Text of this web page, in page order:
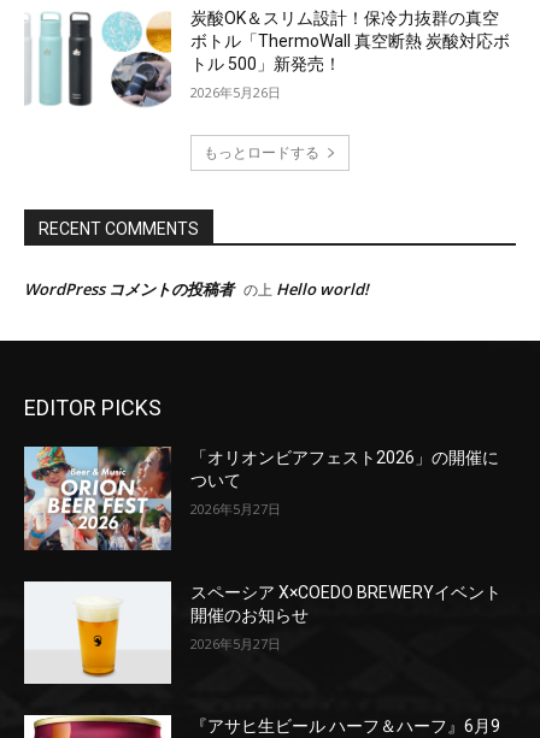
EDITOR PICKS
「オリオンビアフェスト2026」の開催に
ついて
2026年5月27日
スペーシア X×COEDO BREWERYイベント
開催のお知らせ
2026年5月27日
『アサヒ生ビール ハーフ＆ハーフ』6月9